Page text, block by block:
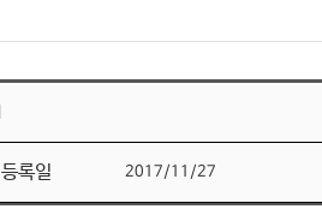
등록일 2017/11/27